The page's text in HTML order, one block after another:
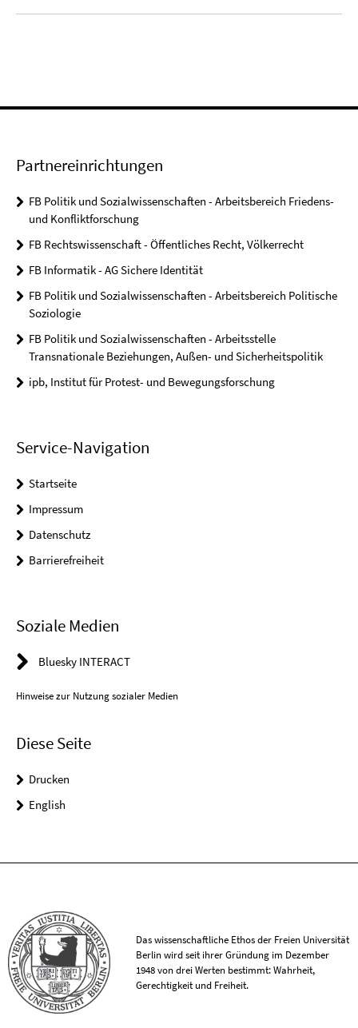
Partnereinrichtungen
FB Politik und Sozialwissenschaften - Arbeitsbereich Friedens-
und Konfliktforschung
FB Rechtswissenschaft - Öffentliches Recht, Völkerrecht
FB Informatik - AG Sichere Identität
FB Politik und Sozialwissenschaften - Arbeitsbereich Politische
Soziologie
FB Politik und Sozialwissenschaften - Arbeitsstelle
Transnationale Beziehungen, Außen- und Sicherheitspolitik
ipb, Institut für Protest- und Bewegungsforschung
Service-Navigation
Startseite
Impressum
Datenschutz
Barrierefreiheit
Soziale Medien
Bluesky INTERACT
Hinweise zur Nutzung sozialer Medien
Diese Seite
Drucken
English
Das wissenschaftliche Ethos der Freien Universität
Berlin wird seit ihrer Gründung im Dezember
1948 von drei Werten bestimmt: Wahrheit,
Gerechtigkeit und Freiheit.